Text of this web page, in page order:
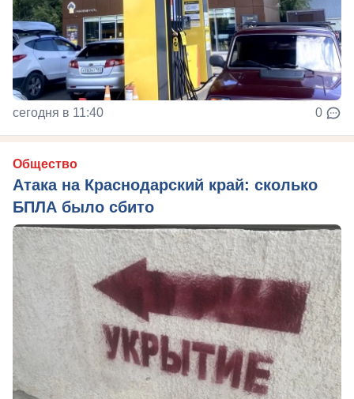
сегодня в 11:40 0
Общество
Атака на Краснодарский край: сколько
БПЛА было сбито